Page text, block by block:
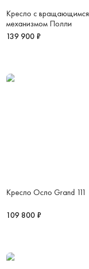
Кресло с вращающимся
механизмом Полли
139 900 ₽
Кресло Осло Grand 111
109 800 ₽